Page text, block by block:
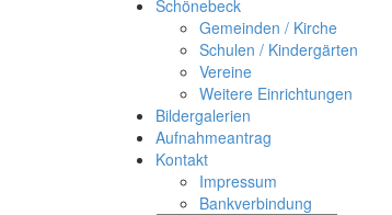
Schönebeck
Gemeinden / Kirche
Schulen / Kindergärten
Vereine
Weitere Einrichtungen
Bildergalerien
Aufnahmeantrag
Kontakt
Impressum
Bankverbindung